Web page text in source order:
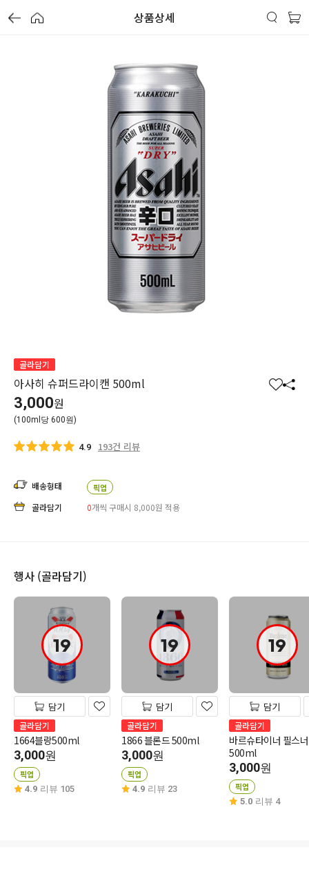
상품상세
골라담기
아사히 슈퍼드라이캔 500ml
찜 공
3,000원
(100ml당 600원)
4.9 193건 리뷰
배송형태 픽업
골라담기 0개씩 구매시 8,000원 적용
행사 (골라담기)
19
담기
골라담기
1664블랑500ml
3,000원
픽업
4.9 리뷰 105
19
담기
골라담기
1866 블론드 500ml
3,000원
픽업
4.9 리뷰 23
19
담기
골라담기
바르슈타이너 필스너
500ml
3,000원
픽업
5.0 리뷰 4
할
인
전
격
가
격
별
5
개
점
중